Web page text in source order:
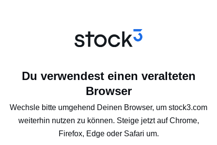
Du verwendest einen veralteten
Browser
Wechsle bitte umgehend Deinen Browser, um stock3.com
weiterhin nutzen zu können. Steige jetzt auf Chrome,
Firefox, Edge oder Safari um.